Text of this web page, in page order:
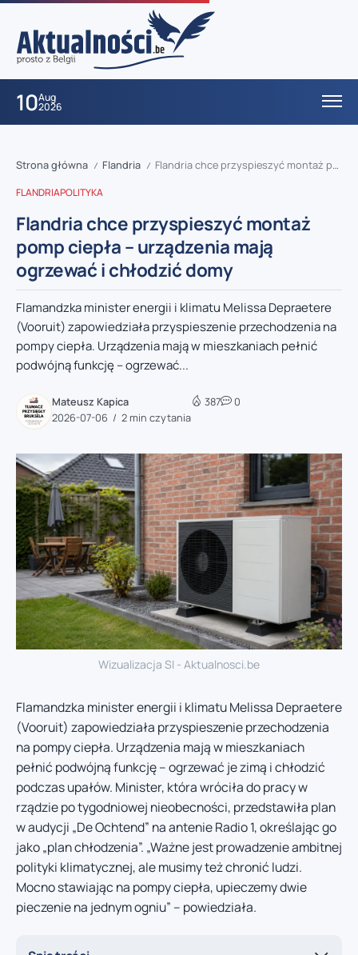
10Aug
2026
Strona główna / Flandria / Flandria chce przyspieszyć montaż pomp ciepła – urządzenia mają ogrzewać i chłodzić domy
FLANDRIAPOLITYKA
Flandria chce przyspieszyć montaż
pomp ciepła – urządzenia mają
ogrzewać i chłodzić domy
Flamandzka minister energii i klimatu Melissa Depraetere
(Vooruit) zapowiedziała przyspieszenie przechodzenia na
pompy ciepła. Urządzenia mają w mieszkaniach pełnić
podwójną funkcję – ogrzewać...
Mateusz Kapica
2026-07-06
2 min czytania
387 0
Wizualizacja SI - Aktualnosci.be
Flamandzka minister energii i klimatu Melissa Depraetere
(Vooruit) zapowiedziała przyspieszenie przechodzenia
na pompy ciepła. Urządzenia mają w mieszkaniach
pełnić podwójną funkcję – ogrzewać je zimą i chłodzić
podczas upałów. Minister, która wróciła do pracy w
rządzie po tygodniowej nieobecności, przedstawiła plan
w audycji „De Ochtend” na antenie Radio 1, określając go
jako „plan chłodzenia”. „Ważne jest prowadzenie ambitnej
polityki klimatycznej, ale musimy też chronić ludzi.
Mocno stawiając na pompy ciepła, upieczemy dwie
pieczenie na jednym ogniu” – powiedziała.